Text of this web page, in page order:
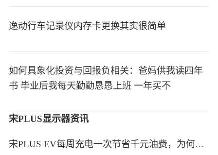
逸动行车记录仪内存卡更换其实很简单
如何具象化投资与回报负相关：爸妈供我读四年
书 毕业后我每天勤勤恳恳上班 一年买不
宋PLUS显示器资讯
宋PLUS EV每周充电一次节省千元油费，为何高速续航打折至七五折？